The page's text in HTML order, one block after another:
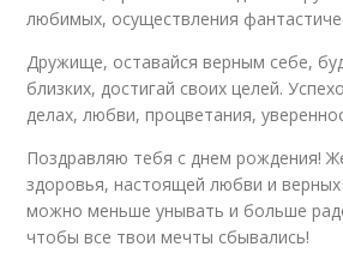
любимых, осуществления
Дружище, оставайся верным себе,
близких, достигай своих целей.
делах, любви, процветания,
Поздравляю тебя с днем рождения!
здоровья, настоящей любви и
можно меньше унывать и больше
чтобы все твои мечты сбывались!